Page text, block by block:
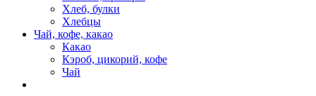
Хлеб, булки
Хлебцы
Чай, кофе, какао
Какао
Кэроб, цикорий, кофе
Чай